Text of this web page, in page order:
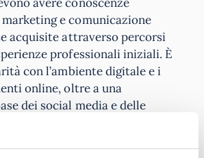
e comunicazione
acquisite attraverso percorsi
professionali iniziali. È
con l’ambiente digitale e i
online, oltre a una
dei social media e delle